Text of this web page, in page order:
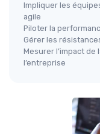
Impliquer les
agile
Piloter la
Gérer les
Mesurer l’impact de
l’entreprise